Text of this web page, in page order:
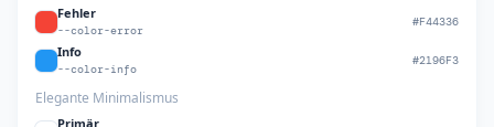
Fehler
--color-error
#F44336
Info
--color-info
#2196F3
Elegante Minimalismus
Primär